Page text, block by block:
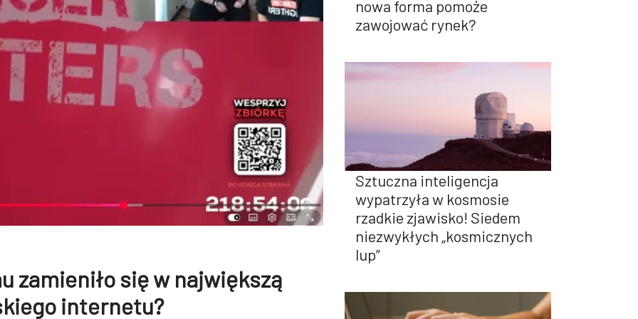
zamieniło się w największą
internetu?
nowa forma pomoże
zawojować rynek?
Sztuczna inteligencja
wypatrzyła w kosmosie
rzadkie zjawisko! Siedem
niezwykłych „kosmicznych
lup”